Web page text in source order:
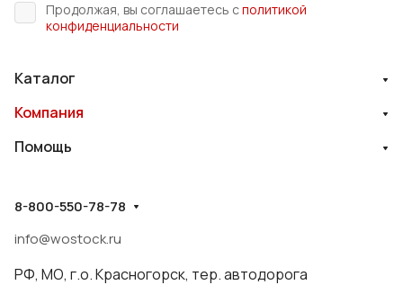
Продолжая, вы соглашаетесь сполитикой
конфиденциальности
Каталог
Компания
Помощь
8-800-550-78-78
info@wostock.ru
РФ, МО, г.о. Красногорск, тер. автодорога